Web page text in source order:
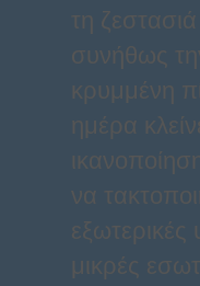
τη
συνήθως
κρυμμένη
ημέρα
να
εξωτερικές
μικρές